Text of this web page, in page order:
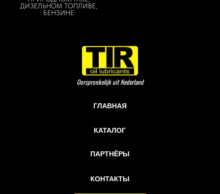
ДИЗЕЛЬНОМ ТОПЛИВЕ,
БЕНЗИНЕ
Oorspronkelijk uit Nederland
КАТАЛОГ
ПАРТНЁРЫ
КОНТАКТЫ
ГЛАВНАЯ